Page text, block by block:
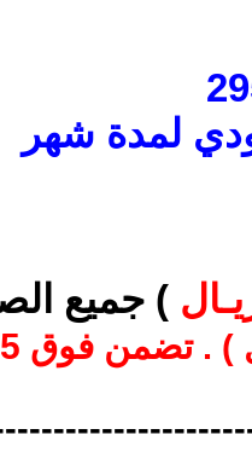
) جميع
تضمن فوق 35 الف